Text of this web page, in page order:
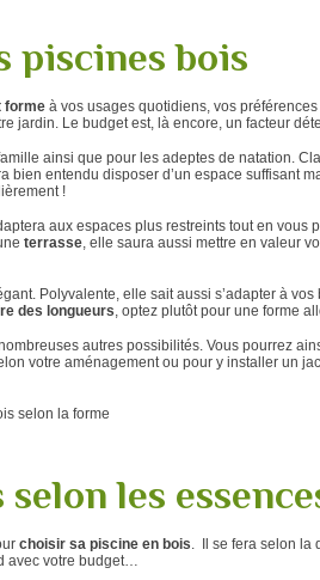
piscines bois
formeà vos usages quotidiens, vos préférences
jardin. Le budget est, là encore, un facteur
ainsi que pour les adeptes de natation.
entendu disposer d’un espace suffisant
!
aux espaces plus restreints tout en vous
terrasse, elle saura aussi mettre en valeur
Polyvalente, elle sait aussi s’adapter à vos
des longueurs, optez plutôt pour une forme
autres possibilités. Vous pourrez
votre aménagement ou pour y installer un
les
choisir sa piscine en bois. Il se fera selon la
avec votre budget…